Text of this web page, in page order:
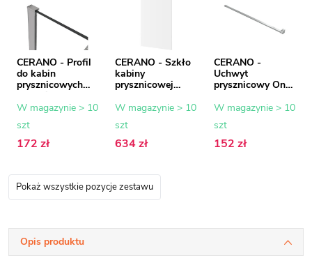
CERANO - Profil
do kabin
prysznicowych
mm - chrom - 15
W magazynie > 10
szt
172 zł
CERANO - Szkło
kabiny
prysznicowej
szkło
100x200 cm
W magazynie > 10
szt
634 zł
CERANO -
Uchwyt
prysznicowy Onyx
chrom - 150 cm
W magazynie > 10
szt
152 zł
Pokaż wszystkie pozycje zestawu
Opis produktu